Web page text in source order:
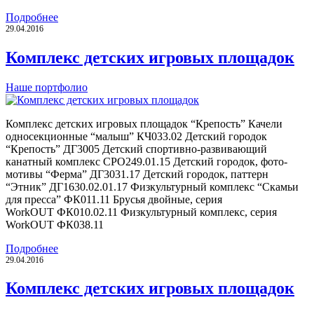
Подробнее
29.04.2016
Комплекс детских игровых площадок
Наше портфолио
Комплекс детских игровых площадок “Крепость” Качели
односекционные “малыш” КЧ033.02 Детский городок
“Крепость” ДГ3005 Детский спортивно-развивающий
канатный комплекс СРО249.01.15 Детский городок, фото-
мотивы “Ферма” ДГ3031.17 Детский городок, паттерн
“Этник” ДГ1630.02.01.17 Физкультурный комплекс “Скамьи
для пресса” ФК011.11 Брусья двойные, серия
WorkOUT ФК010.02.11 Физкультурный комплекс, серия
WorkOUT ФК038.11
Подробнее
29.04.2016
Комплекс детских игровых площадок